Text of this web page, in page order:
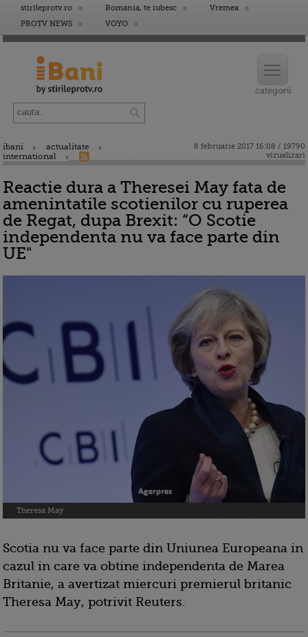
stirileprotv.ro Romania, te iubesc
Vremea
PROTV NEWS
VOYO
ibani
actualitate
international
8 februarie 2017 16:08 / 19790
vizualizari
Reactie dura a Theresei May fata de
amenintatile scotienilor cu ruperea
de Regat, dupa Brexit: “O Scotie
independenta nu va face parte din
UE"
Theresa May
Scotia nu va face parte din Uniunea Europeana in
cazul in care va obtine independenta de Marea
Britanie, a avertizat miercuri premierul britanic
Theresa May, potrivit Reuters.